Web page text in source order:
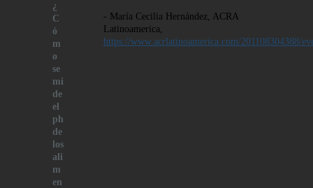
¿
C
ó
m
o
se
mi
de
el
ph
de
los
ali
m
en
- María Cecilia Hernández, ACRA
Latinoamerica,
https://www.acrlatinoamerica.com/201108304388/